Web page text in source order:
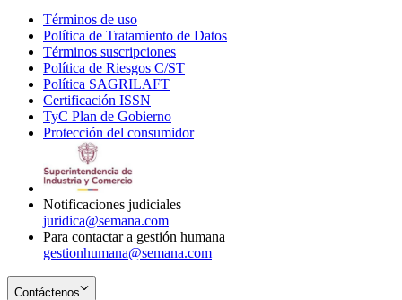
Términos de uso
in
new
window
Política de Tratamiento de Datos
Términos suscripciones
in
Política de Riesgos C/ST
Política SAGRILAFT
new
window
Certificación ISSN
in
new
TyC Plan de Gobierno
in
Protección del consumidorOpens
Notificaciones judiciales
juridica@semana.com
Para contactar a gestión humana
gestionhumana@semana.com
Contáctenos